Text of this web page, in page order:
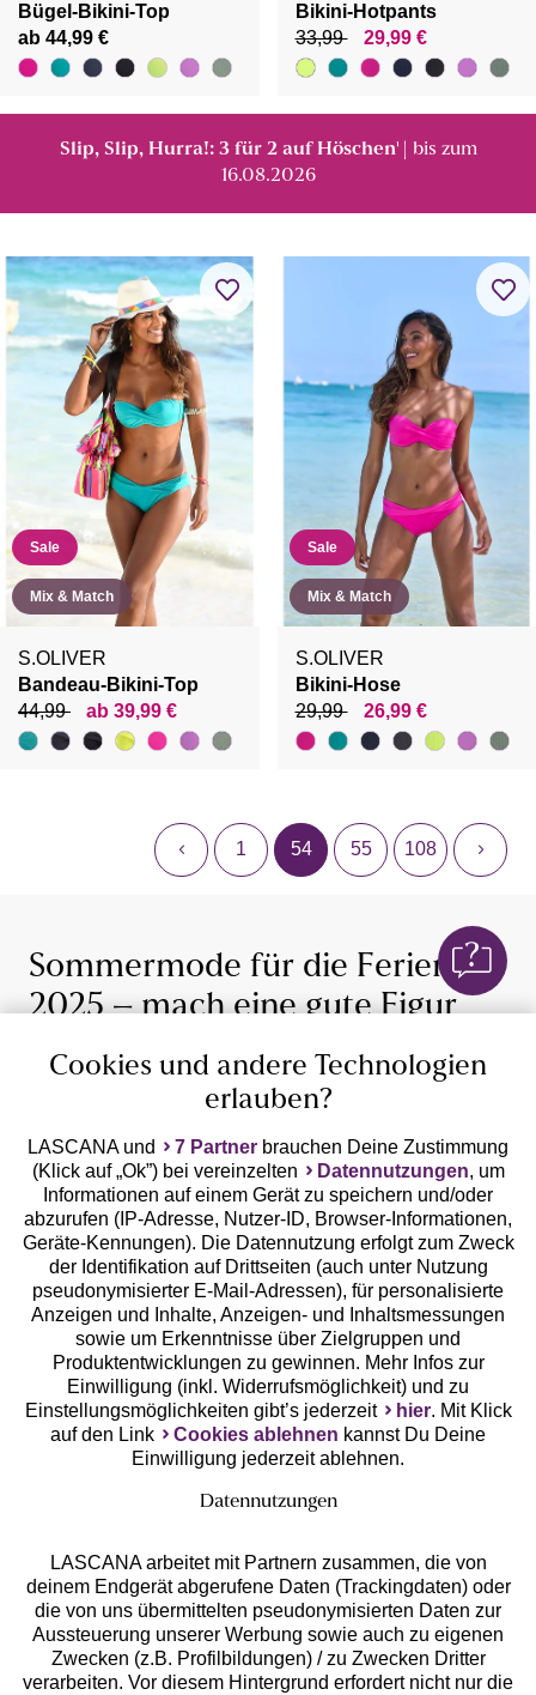
Bügel-Bikini-Top
ab 44,99 €
Bikini-Hotpants
33,99
29,99 €
Slip, Slip, Hurra!: 3 für 2 auf Höschen¹
| bis zum
16.08.2026
Sale
Mix & Match
S.OLIVER
Bandeau-Bikini-Top
44,99
ab 39,99 €
Sale
Mix & Match
S.OLIVER
Bikini-Hose
29,99
26,99 €
1 54 55 108
Sommermode für die Ferien
2025 – mach eine gute Figur
Der Strandurlaub rückt näher und du hast noch keine
Bikinifigur? Kein Problem: Mit der richtigen
Sommermode kannst du nicht nur deine Vorzüge in
Szene setzen, sondern auch kleine Problemzonen
perfekt kaschieren. Ob ein kurzer Rock oder doch lieber
ein langes, locker sitzendes Kleid – die Auswahl von
LASCANA bietet für jeden Figurtyp die ideale Lösung.
LASCANA
H.I.S.
s. Oliver
VIVANCE
BENCH.
Buffalo
Beachtime
Mehr lesen
Kostenlose Hotline aus allen
deutschen Netzen
0800 - 600 40 30
service@lascana.de
* Mo - Fr: 08 - 20 Uhr; Sa: 09 - 17 Uhr; So: 09 - 14 Uhr.
Zahlarten
Rechnung **
Cookies und andere Technologien
erlauben?
LASCANA und 7 Partner brauchen Deine Zustimmung
(Klick auf „Ok”) bei vereinzelten
Datennutzungen, um
Informationen auf einem Gerät zu speichern und/oder
abzurufen (IP-Adresse, Nutzer-ID, Browser-Informationen,
Geräte-Kennungen). Die Datennutzung erfolgt zum Zweck
der Identifikation auf Drittseiten (auch unter Nutzung
pseudonymisierter E-Mail-Adressen), für personalisierte
Anzeigen und Inhalte, Anzeigen- und Inhaltsmessungen
sowie um Erkenntnisse über Zielgruppen und
Produktentwicklungen zu gewinnen. Mehr Infos zur
Einwilligung (inkl. Widerrufsmöglichkeit) und zu
Einstellungsmöglichkeiten gibt’s jederzeit
hier. Mit Klick
auf den Link
Cookies ablehnen kannst Du Deine
Einwilligung jederzeit ablehnen.
Datennutzungen
LASCANA arbeitet mit Partnern zusammen, die von
deinem Endgerät abgerufene Daten (Trackingdaten) oder
die von uns übermittelten pseudonymisierten Daten zur
Aussteuerung unserer Werbung sowie auch zu eigenen
Zwecken (z.B. Profilbildungen) / zu Zwecken Dritter
verarbeiten. Vor diesem Hintergrund erfordert nicht nur die